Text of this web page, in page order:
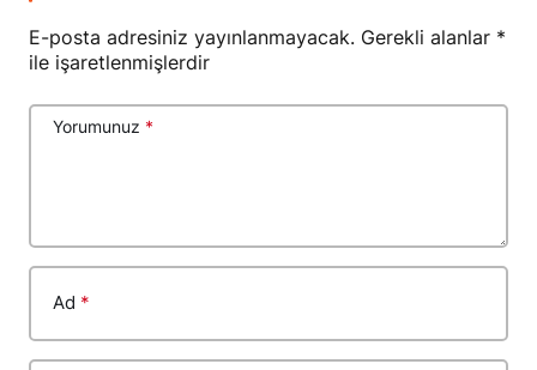
E-posta adresiniz yayınlanmayacak. Gerekli alanlar *
ile işaretlenmişlerdir
Yorumunuz *
Ad *